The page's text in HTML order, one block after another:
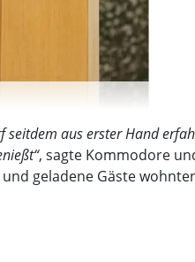
aus erster Hand
, sagte Kommodore
geladene Gäste